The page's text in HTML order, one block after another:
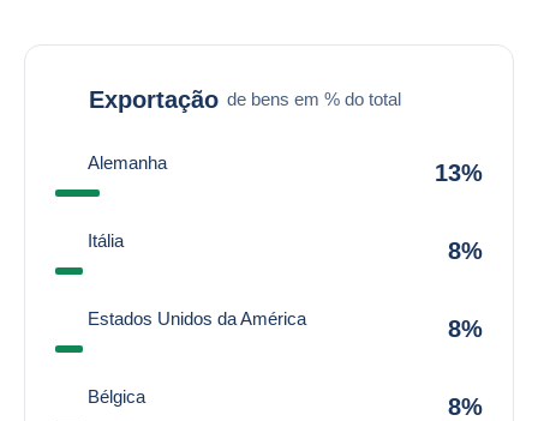
Exportação de bens em % do total
Alemanha 13%
Itália 8%
Estados Unidos da América 8%
Bélgica 8%